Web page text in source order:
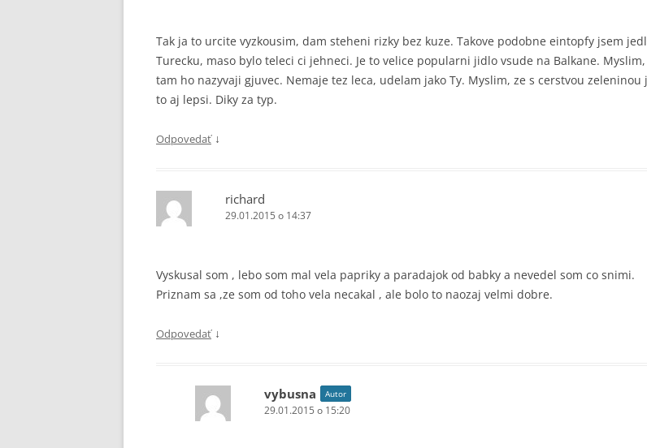
Tak ja to urcite vyzkousim, dam steheni rizky bez kuze. Takove podobne eintopfy jsem
Turecku, maso bylo teleci ci jehneci. Je to velice popularni jidlo vsude na Balkane. Myslim,
tam ho nazyvaji gjuvec. Nemaje tez leca, udelam jako Ty. Myslim, ze s cerstvou zeleninou
to aj lepsi. Diky za typ.
Odpovedať ↓
richard
29.01.2015 o 14:37
Vyskusal som , lebo som mal vela papriky a paradajok od babky a nevedel som co snimi.
Priznam sa ,ze som od toho vela necakal , ale bolo to naozaj velmi dobre.
Odpovedať ↓
vybusna Autor
29.01.2015 o 15:20